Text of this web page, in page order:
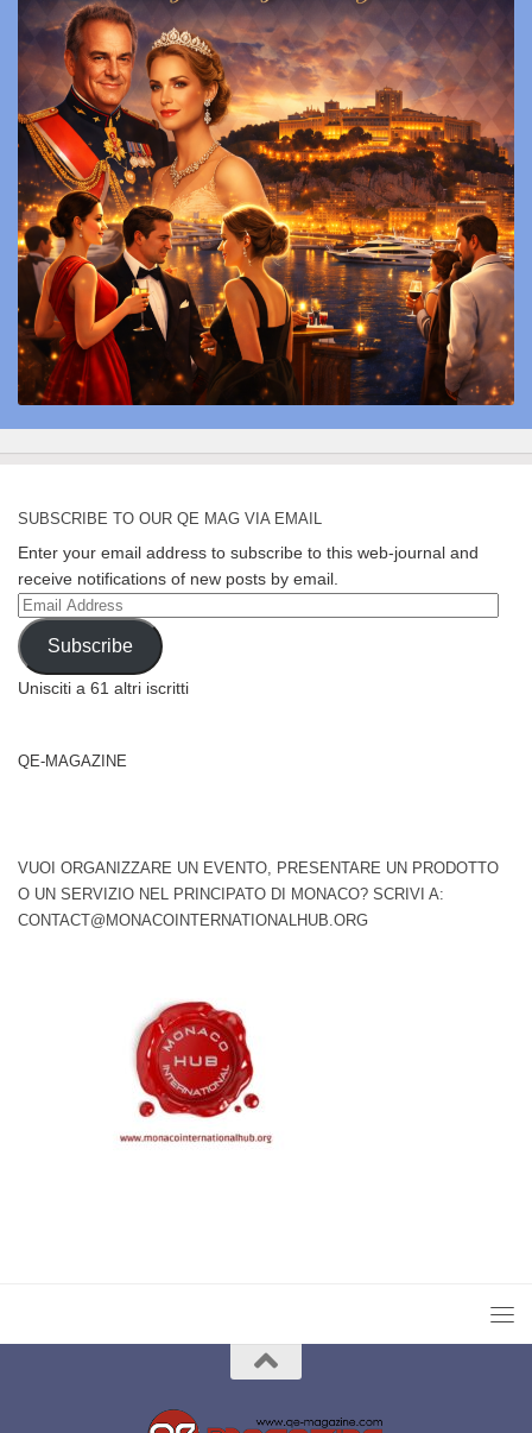
SUBSCRIBE TO OUR QE MAG VIA EMAIL
Enter your email address to subscribe to this web-journal and
receive notifications of new posts by email.
Email
Address
Subscribe
Unisciti a 61 altri iscritti
QE-MAGAZINE
VUOI ORGANIZZARE UN EVENTO, PRESENTARE UN PRODOTTO
O UN SERVIZIO NEL PRINCIPATO DI MONACO? SCRIVI A:
CONTACT@MONACOINTERNATIONALHUB.ORG